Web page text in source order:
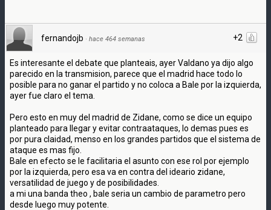
+2
fernandojb · hace 464 semanas
Es interesante el debate que planteais, ayer Valdano ya dijo algo
parecido en la transmision, parece que el madrid hace todo lo
posible para no ganar el partido y no coloca a Bale por la izquierda,
ayer fue claro el tema.
Pero esto en muy del madrid de Zidane, como se dice un equipo
planteado para llegar y evitar contraataques, lo demas pues es
por pura claidad, menso en los grandes partidos que el sistema de
ataque es mas fijo.
Bale en efecto se le facilitaria el asunto con ese rol por ejemplo
por la izquierda, pero esa va en contra del ideario zidane,
versatilidad de juego y de posibilidades.
a mi una banda theo , bale seria un cambio de parametro pero
desde luego muy potente.